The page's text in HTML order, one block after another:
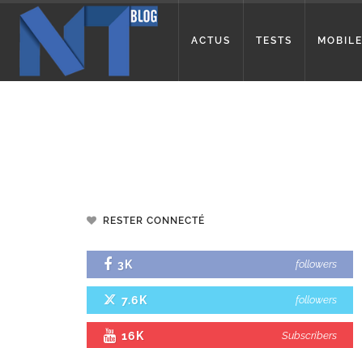
ACTUS TESTS MOBILE
RESTER CONNECTÉ
3K followers
7.6K followers
16K Subscribers